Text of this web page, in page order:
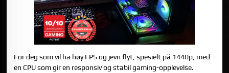
For deg som vil ha høy FPS og jevn flyt, spesielt på 1440p, med
en CPU som gir en responsiv og stabil gaming-opplevelse.